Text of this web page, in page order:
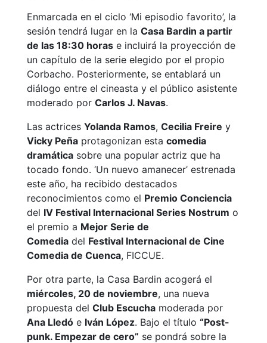
Enmarcada en el ciclo ‘Mi episodio favorito’, la
sesión tendrá lugar en la Casa Bardin a partir
de las 18:30 horas e incluirá la proyección de
un capítulo de la serie elegido por el propio
Corbacho. Posteriormente, se entablará un
diálogo entre el cineasta y el público asistente
moderado por Carlos J. Navas.
Las actrices Yolanda Ramos, Cecilia Freire y
Vicky Peña protagonizan esta comedia
dramática sobre una popular actriz que ha
tocado fondo. ‘Un nuevo amanecer’ estrenada
este año, ha recibido destacados
reconocimientos como el Premio Conciencia
del IV Festival Internacional Series Nostrum o
el premio a Mejor Serie de
Comedia del Festival Internacional de Cine
Comedia de Cuenca, FICCUE.
Por otra parte, la Casa Bardin acogerá el
miércoles, 20 de noviembre, una nueva
propuesta del Club Escucha moderada por
Ana Lledó e Iván López. Bajo el título “Post-
punk. Empezar de cero” se pondrá sobre la